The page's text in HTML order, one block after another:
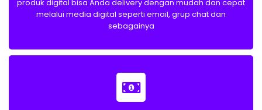
produk digital bisa Anda delivery dengan mudah dan cepat
melalui media digital seperti email, grup chat dan
sebagainya